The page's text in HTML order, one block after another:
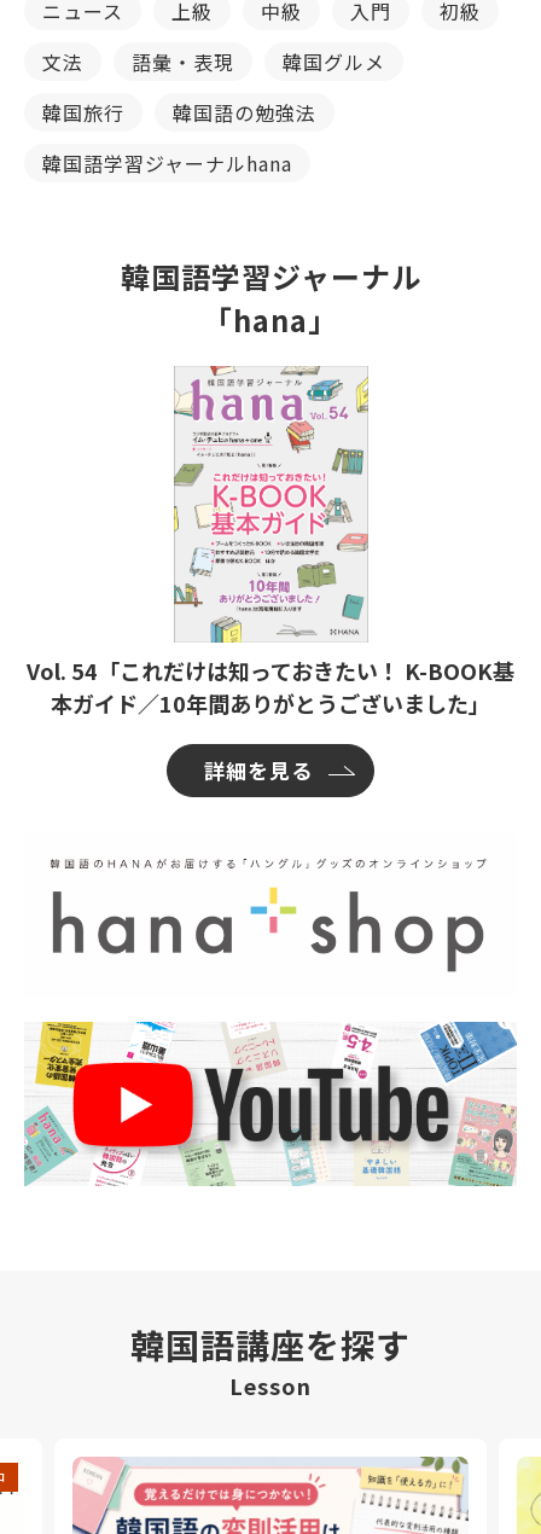
ニュース 上級 中級 入門
初級
文法
語彙・表現
韓国グルメ
韓国旅行
韓国語の勉強法
韓国語学習ジャーナルhana
韓国語学習ジャーナル
「hana」
Vol. 54「これだけは知っておきたい！ K-BOOK基
本ガイド／10年間ありがとうございました」
詳細を見る
韓国語講座を探す
Lesson